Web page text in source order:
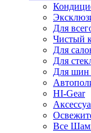
Для
Чистый
Для
Для
Для шин
HI-Gear
Все